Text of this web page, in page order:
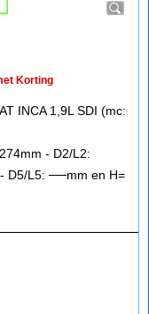
Korting
INCA 1,9L SDI (mc:
- D2/L2:
D5/L5: ──mm en H=